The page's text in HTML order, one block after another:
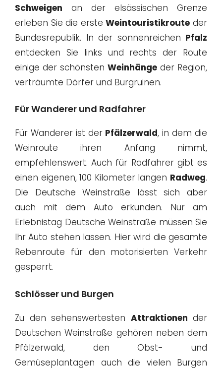
Schweigen an der elsässischen Grenze
erleben Sie die ersteWeintouristikroute der
Bundesrepublik. In der sonnenreichen Pfalz
entdecken Sie links und rechts der Route
einige der schönsten Weinhänge der Region,
verträumte Dörfer und Burgruinen.
Für Wanderer und Radfahrer
Für Wanderer ist der Pfälzerwald, in dem die
Weinroute ihren Anfang nimmt,
empfehlenswert. Auch für Radfahrer gibt es
einen eigenen, 100 Kilometer langen Radweg.
Die Deutsche Weinstraße lässt sich aber
auch mit dem Auto erkunden. Nur am
Erlebnistag Deutsche Weinstraße müssen Sie
Ihr Auto stehen lassen. Hier wird die gesamte
Rebenroute für den motorisierten Verkehr
gesperrt.
Schlösser und Burgen
Zu den sehenswertesten Attraktionen der
Deutschen Weinstraße gehören neben dem
Pfälzerwald, den Obst- und
Gemüseplantagen auch die vielen Burgen